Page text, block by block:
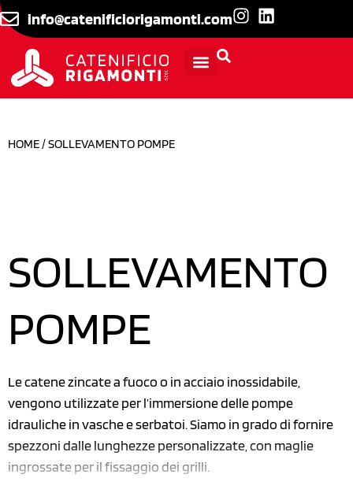
info@catenificiorigamonti.com
HOME / SOLLEVAMENTO POMPE
SOLLEVAMENTO
POMPE
Le catene zincate a fuoco o in acciaio inossidabile,
vengono utilizzate per l’immersione delle pompe
idrauliche in vasche e serbatoi. Siamo in grado di fornire
spezzoni dalle lunghezze personalizzate, con maglie
ingrossate per il fissaggio dei grilli.